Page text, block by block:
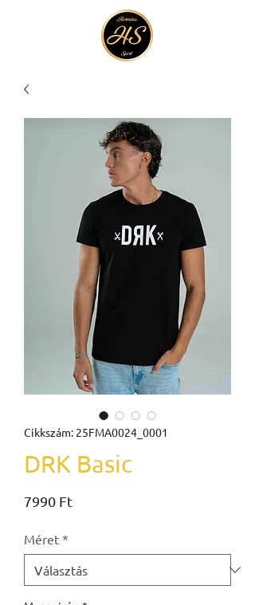
Cikkszám: 25FMA0024_0001
DRK Basic
7990 FtÁr
Méret *